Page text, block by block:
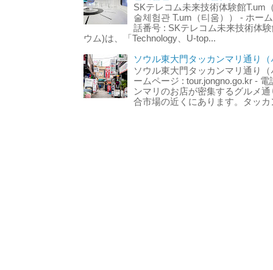
SKテレコム未来技術体験館T.um
술체험관 T.um（티움）） - ホー
話番号 : SKテレコム未来技術体
ウム)は、「Technology、U-top...
ソウル東大門タッカンマリ通り
ソウル東大門タッカンマリ通り
ームページ : tour.jongno.go.kr -
ンマリのお店が密集するグルメ
合市場の近くにあります。タッ